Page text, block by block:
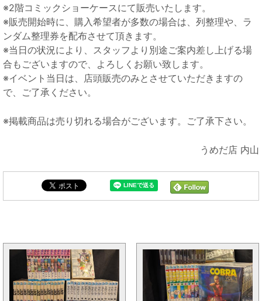
※2階コミックショーケースにて販売いたします。
※販売開始時に、購入希望者が多数の場合は、列整理や、ラ
ンダム整理券を配布させて頂きます。
※当日の状況により、スタッフより別途ご案内差し上げる場
合もございますので、よろしくお願い致します。
※イベント当日は、店頭販売のみとさせていただきますの
で、ご了承ください。
※掲載商品は売り切れる場合がございます。ご了承下さい。
うめだ店 内山